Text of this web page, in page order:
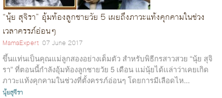
“นุ้ย สุจิรา” อุ้มท้องลูกชายวัย 5 เผยถึงภาวะแท้งคุกคามในช่วง
เวลาครรภ์อ่อนๆ
MamaExpert 07 June 2017
ขึ้นแท่นเป็นคุณแม่ลูกสองอย่างเต็มตัว สำหรับพิธีกรสาวสวย “นุ้ย สุจิ
รา” ที่ตอนนี้กำลังอุ้มท้องลูกชายวัย 5 เดือน แม่นุ้ยได้เเล่าว่าเคยเกิด
ภาวะแท้งคุกคามในช่วงที่ตั้งครรภ์อ่อนๆ โดยการมีเลือดไห...
นุ้ยสุจีรา